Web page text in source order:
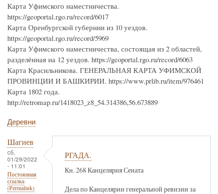
Карта Уфимского наместничества.
https://geoportal.rgo.ru/record/6017
Карта Оренбургской губернии из 10 уездов.
https://geoportal.rgo.ru/record/5969
Карта Уфимского наместничества, состоящая из 2 областей,
разделённая на 12 уездов. https://geoportal.rgo.ru/record/6063
Карта Красильникова. ГЕНЕРАЛЬНАЯ КАРТА УФИМСКОЙ
ПРОВИНЦИИ И БАШКИРИИ. https://www.prlib.ru/item/976461
Карта 1802 года.
http://retromap.ru/1418023_z8_54.314386,56.673889
Деревни
Шагиев
сб,
01/29/2022
- 11:01
Постоянная
ссылка
(Permalink)
РГАДА.
Кн. 268 Канцелярия Сената
Дела по Канцелярии генеральной ревизии за